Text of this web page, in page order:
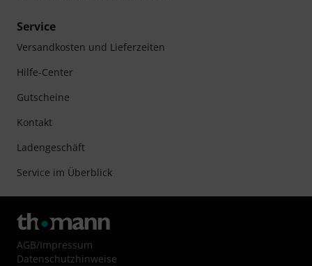
Service
Versandkosten und Lieferzeiten
Hilfe-Center
Gutscheine
Kontakt
Ladengeschäft
Service im Überblick
AGB/Impressum
Datenschutzhinweise